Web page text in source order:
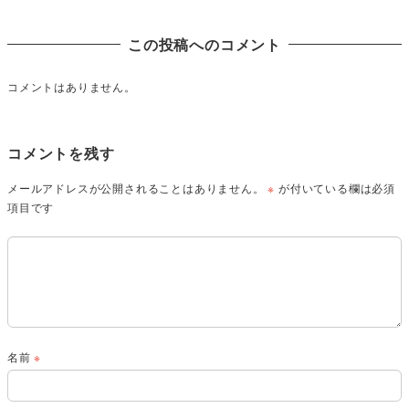
この投稿へのコメント
コメントはありません。
コメントを残す
メールアドレスが公開されることはありません。 ※ が付いている欄は必須
項目です
名前※